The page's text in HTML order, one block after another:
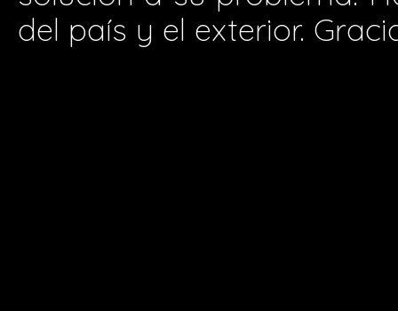
del país y el exterior.